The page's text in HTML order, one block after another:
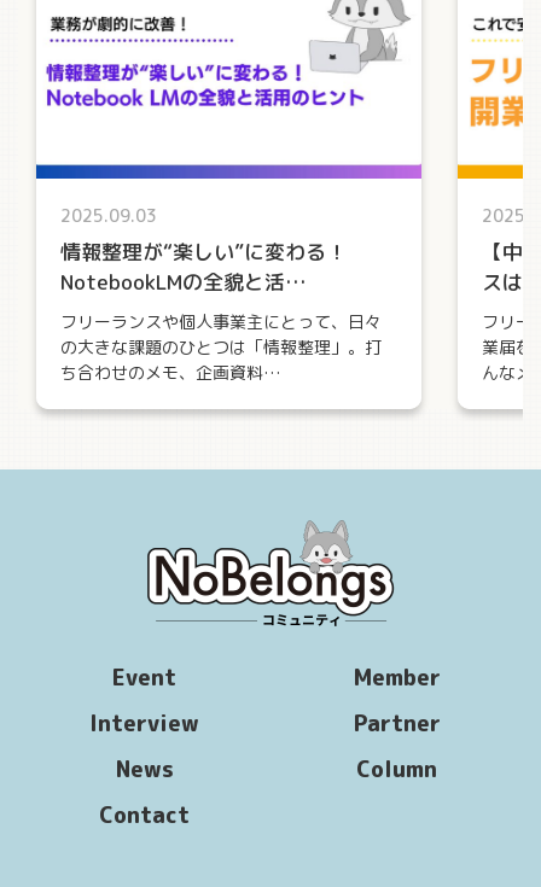
2025.09.03
情報整理が“楽しい”に変わる！
NotebookLMの全貌と活…
フリーランスや個人事業主にとって、日々
の大きな課題のひとつは「情報整理」。打
ち合わせのメモ、企画資料…
【中
スは
フリー
業届を
んなメ
Event
Member
Interview
Partner
News
Column
Contact